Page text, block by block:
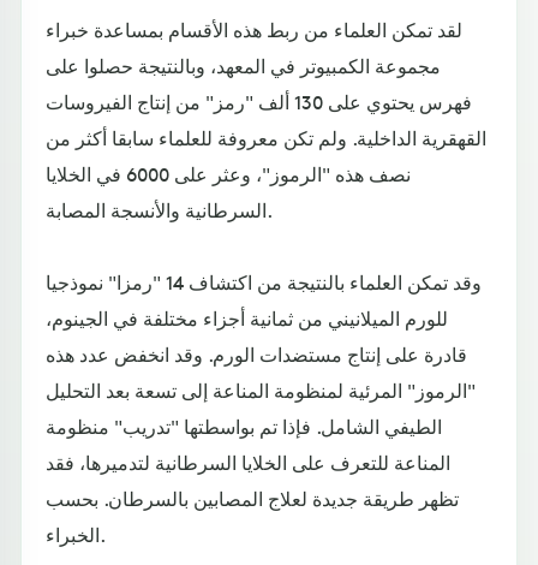
لقد تمكن العلماء من ربط هذه الأقسام بمساعدة خبراء
مجموعة الكمبيوتر في المعهد، وبالنتيجة حصلوا على
فهرس يحتوي على 130 ألف "رمز" من إنتاج الفيروسات
القهقرية الداخلية. ولم تكن معروفة للعلماء سابقا أكثر من
نصف هذه "الرموز"، وعثر على 6000 في الخلايا
السرطانية والأنسجة المصابة.
وقد تمكن العلماء بالنتيجة من اكتشاف 14 "رمزا" نموذجيا
للورم الميلانيني من ثمانية أجزاء مختلفة في الجينوم،
قادرة على إنتاج مستضدات الورم. وقد انخفض عدد هذه
"الرموز" المرئية لمنظومة المناعة إلى تسعة بعد التحليل
الطيفي الشامل. فإذا تم بواسطتها "تدريب" منظومة
المناعة للتعرف على الخلايا السرطانية لتدميرها، فقد
تظهر طريقة جديدة لعلاج المصابين بالسرطان. بحسب
الخبراء.